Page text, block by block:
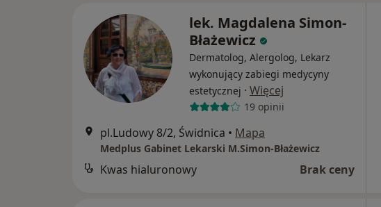
lek. Magdalena Simon-
Błażewicz
Dermatolog, Alergolog, Lekarz
wykonujący zabiegi medycyny
estetycznej · Więcej
19 opinii
pl.Ludowy 8/2, Świdnica • Mapa
Medplus Gabinet Lekarski M.Simon-Błażewicz
Kwas hialuronowy Brak ceny